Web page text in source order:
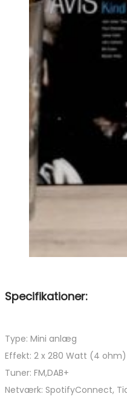
Specifikationer:
Type: Mini anlæg
Effekt: 2 x 280 Watt (4 ohm)
Tuner: FM,DAB+
Netværk: SpotifyConnect,